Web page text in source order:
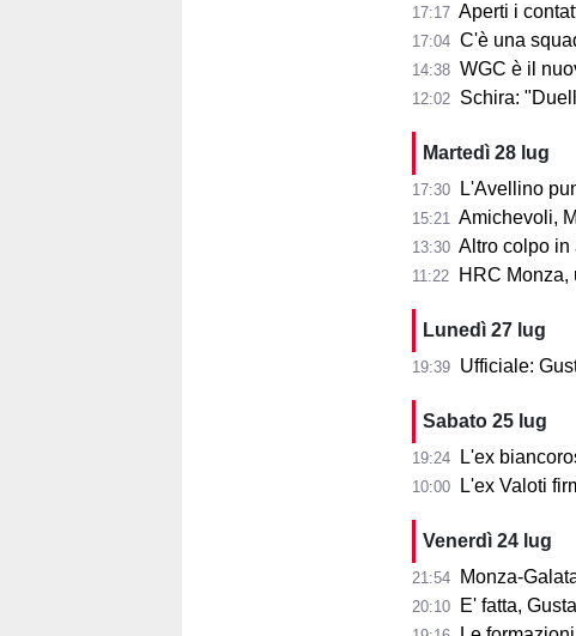
17:17 Aperti i contatti
17:04 C'è una squadra
14:38 WGC è il
12:02 Schira:
Martedì 28 lug
17:30 L'Avellino
15:21 Amichevoli,
13:30 Altro colpo in
11:22 HRC Monza,
Lunedì 27 lug
19:39 Ufficiale:
Sabato 25 lug
19:24 L'ex
10:00 L'ex Valoti
Venerdì 24 lug
21:54 Monza-
20:10 E' fatta,